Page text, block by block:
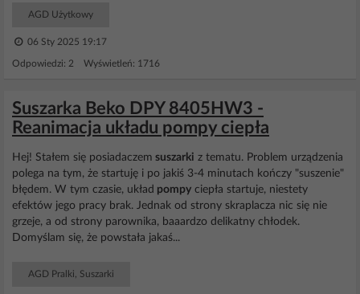
AGD Użytkowy
06 Sty 2025 19:17
Odpowiedzi: 2 Wyświetleń: 1716
Suszarka Beko DPY 8405HW3 -
Reanimacja układu pompy ciepła
Hej! Stałem się posiadaczem suszarki z tematu. Problem urządzenia
polega na tym, że startuję i po jakiś 3-4 minutach kończy "suszenie"
błędem. W tym czasie, układ pompy ciepła startuje, niestety
efektów jego pracy brak. Jednak od strony skraplacza nic się nie
grzeje, a od strony parownika, baaardzo delikatny chłodek.
Domyślam się, że powstała jakaś...
AGD Pralki, Suszarki